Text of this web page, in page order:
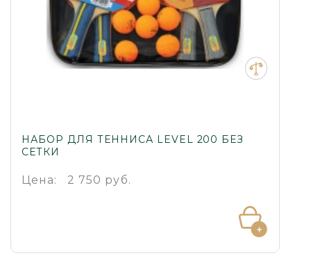
НАБОР ДЛЯ ТЕННИСА LEVEL 200 БЕЗ
СЕТКИ
Цена: 2 750 руб.